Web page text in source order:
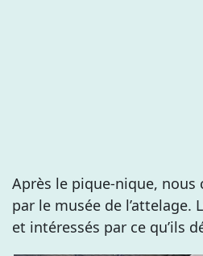
Après le pique-nique,
par le musée de l’attelage.
et intéressés par ce qu’ils